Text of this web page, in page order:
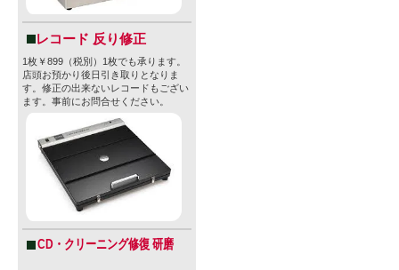
レコード 反り修正
1枚￥899（税別）1枚でも承ります。
店頭お預かり後日引き取りとなりま
す。修正の出来ないレコードもござい
ます。事前にお問合せください。
CD・クリーニング修復 研磨